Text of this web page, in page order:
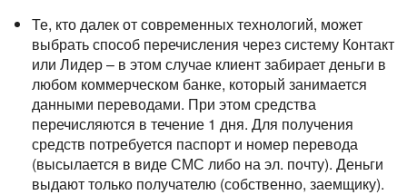
Те, кто далек от современных технологий, может
выбрать способ перечисления через систему Контакт
или Лидер – в этом случае клиент забирает деньги в
любом коммерческом банке, который занимается
данными переводами. При этом средства
перечисляются в течение 1 дня. Для получения
средств потребуется паспорт и номер перевода
(высылается в виде СМС либо на эл. почту). Деньги
выдают только получателю (собственно, заемщику).